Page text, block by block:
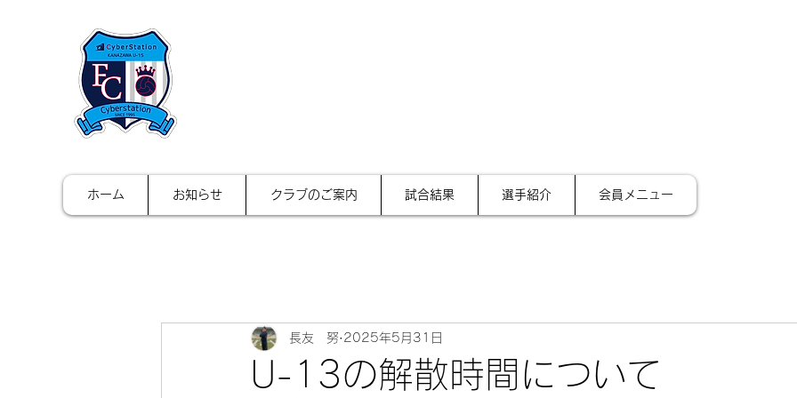
ホーム お知らせ クラブのご案内 試合結果 選手紹介 会員メニュー
U-13の解散時間について
長友 努 2025年5月31日